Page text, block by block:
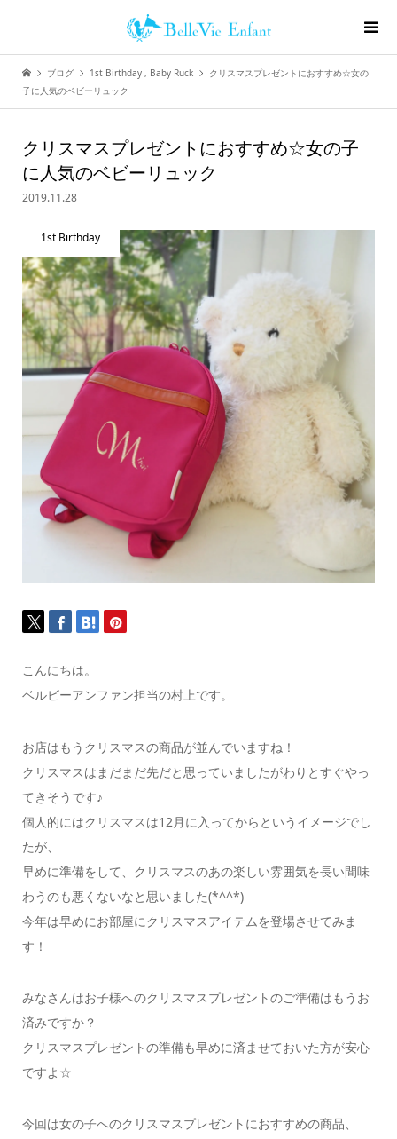
ブログ 1st Birthday , Baby Ruck
クリスマスプレゼントにおすすめ☆女の
子に人気のベビーリュック
クリスマスプレゼントにおすすめ☆女の子
に人気のベビーリュック
2019.11.28
1st Birthday
こんにちは。
ベルビーアンファン担当の村上です。
お店はもうクリスマスの商品が並んでいますね！
クリスマスはまだまだ先だと思っていましたがわりとすぐやっ
てきそうです♪
個人的にはクリスマスは12月に入ってからというイメージでし
たが、
早めに準備をして、クリスマスのあの楽しい雰囲気を長い間味
わうのも悪くないなと思いました(*^^*)
今年は早めにお部屋にクリスマスアイテムを登場させてみま
す！
みなさんはお子様へのクリスマスプレゼントのご準備はもうお
済みですか？
クリスマスプレゼントの準備も早めに済ませておいた方が安心
ですよ☆
今回は女の子へのクリスマスプレゼントにおすすめの商品、